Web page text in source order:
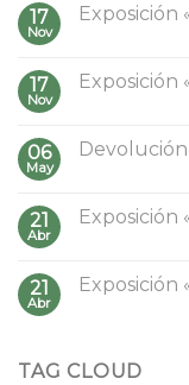
17
Nov
Exposición
17
Nov
Exposición
06
May
Devolución
21
Abr
Exposición
21
Abr
Exposición
TAG CLOUD